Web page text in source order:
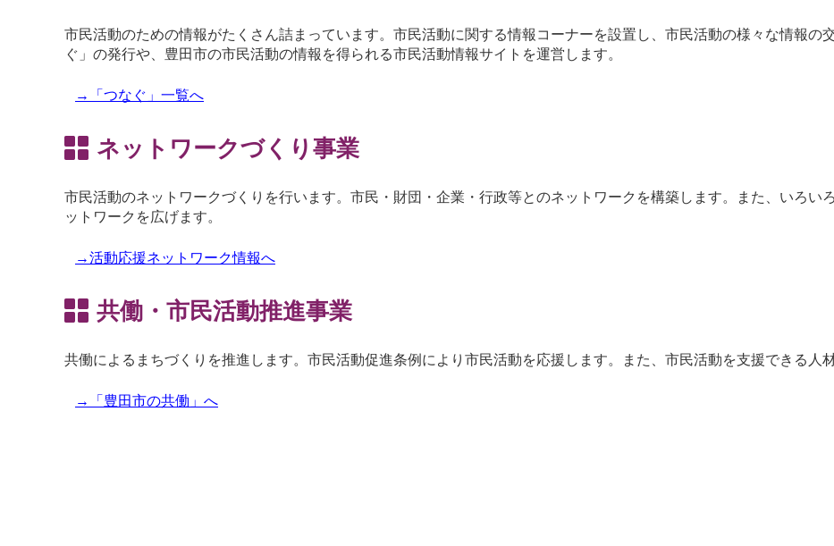
市民活動のための情報がたくさん詰まっています。市民活動に関する情報コーナーを設置し、市民活動の様々な情報の
ぐ」の発行や、豊田市の市民活動の情報を得られる市民活動情報サイトを運営します。
→「つなぐ」一覧へ
ネットワークづくり事業
市民活動のネットワークづくりを行います。市民・財団・企業・行政等とのネットワークを構築します。また、いろい
ットワークを広げます。
→活動応援ネットワーク情報へ
共働・市民活動推進事業
共働によるまちづくりを推進します。市民活動促進条例により市民活動を応援します。また、市民活動を支援できる人
→「豊田市の共働」へ